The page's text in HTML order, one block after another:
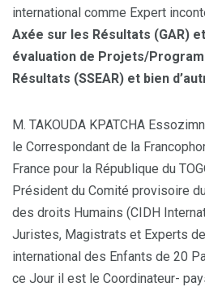
international comme Expert
Axée sur les Résultats (GAR)
évaluation de Projets/
Résultats (SSEAR) et bien
M. TAKOUDA KPATCHA
le Correspondant de la
France pour la République du
Président du Comité provisoire
des droits Humains (CIDH
Juristes, Magistrats et Experts
international des Enfants de 20
ce Jour il est le Coordinateur-